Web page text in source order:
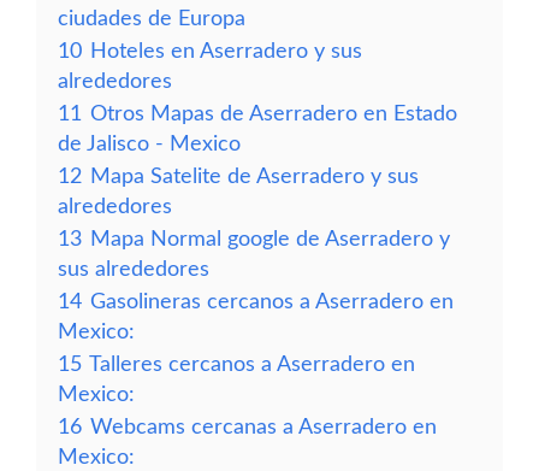
ciudades de Europa
10 Hoteles en Aserradero y sus
alrededores
11 Otros Mapas de Aserradero en Estado
de Jalisco - Mexico
12 Mapa Satelite de Aserradero y sus
alrededores
13 Mapa Normal google de Aserradero y
sus alrededores
14 Gasolineras cercanos a Aserradero en
Mexico:
15 Talleres cercanos a Aserradero en
Mexico:
16 Webcams cercanas a Aserradero en
Mexico: